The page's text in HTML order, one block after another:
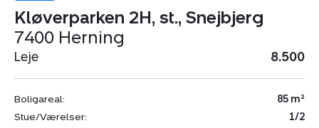
Kløverparken 2H, st., Snejbjerg
7400 Herning
Leje 8.500
Boligareal:
85 m²
Stue/Værelser:
1/2